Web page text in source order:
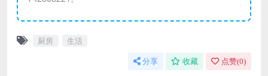
厨房 生活
分享 收藏 点赞(0)